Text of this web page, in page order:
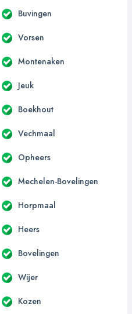
Buvingen
Vorsen
Montenaken
Jeuk
Boekhout
Vechmaal
Opheers
Mechelen-Bovelingen
Horpmaal
Heers
Bovelingen
Wijer
Kozen